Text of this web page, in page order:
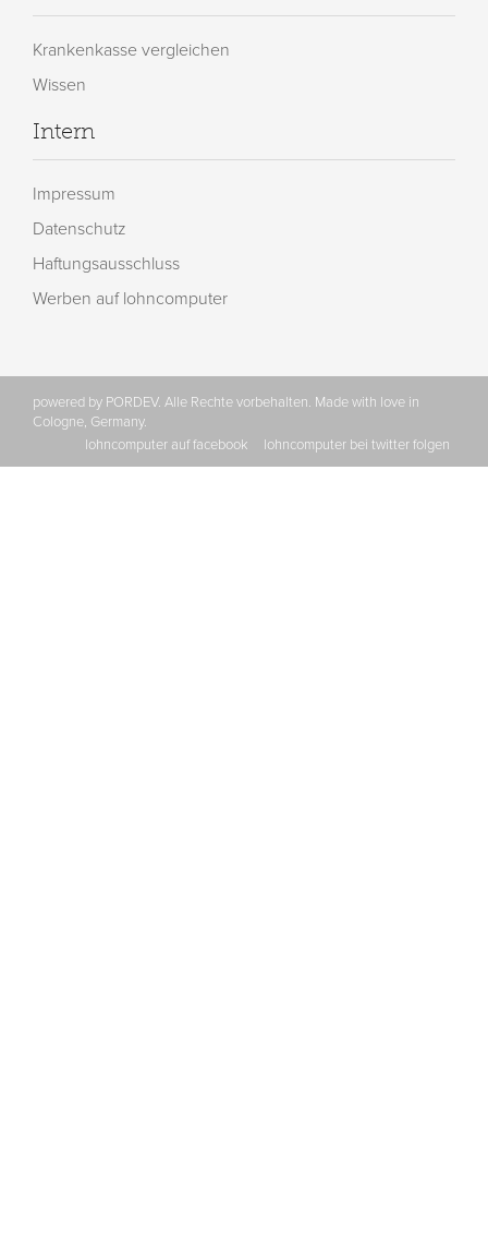
Krankenkasse vergleichen
Wissen
Intern
Impressum
Datenschutz
Haftungsausschluss
Werben auf lohncomputer
powered by PORDEV. Alle Rechte vorbehalten. Made with love in
Cologne, Germany.
lohncomputer auf facebook
lohncomputer bei twitter folgen